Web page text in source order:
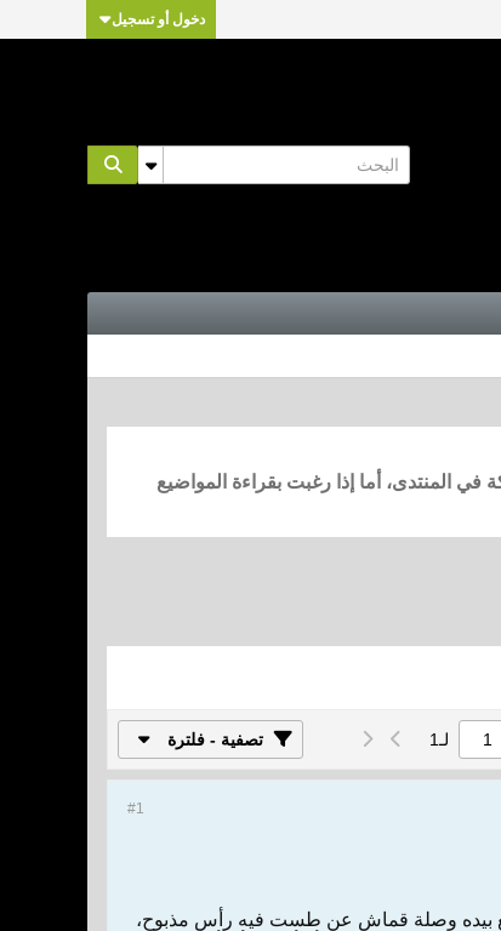
دخول أو تسجيل
في المنتدى، أما إذا رغبت بقراءة المواضيع
لـ1 تصفية - فلترة
#1
بيده وصلة قماش عن طست فيه رأس مذبوح،